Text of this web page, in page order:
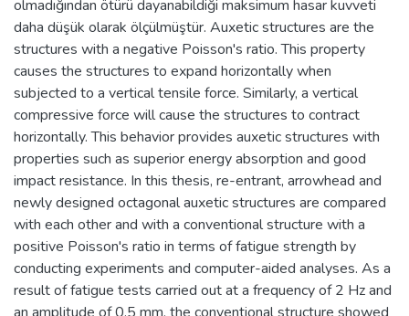
olmadığından ötürü dayanabildiği maksimum hasar kuvveti
daha düşük olarak ölçülmüştür. Auxetic structures are the
structures with a negative Poisson's ratio. This property
causes the structures to expand horizontally when
subjected to a vertical tensile force. Similarly, a vertical
compressive force will cause the structures to contract
horizontally. This behavior provides auxetic structures with
properties such as superior energy absorption and good
impact resistance. In this thesis, re-entrant, arrowhead and
newly designed octagonal auxetic structures are compared
with each other and with a conventional structure with a
positive Poisson's ratio in terms of fatigue strength by
conducting experiments and computer-aided analyses. As a
result of fatigue tests carried out at a frequency of 2 Hz and